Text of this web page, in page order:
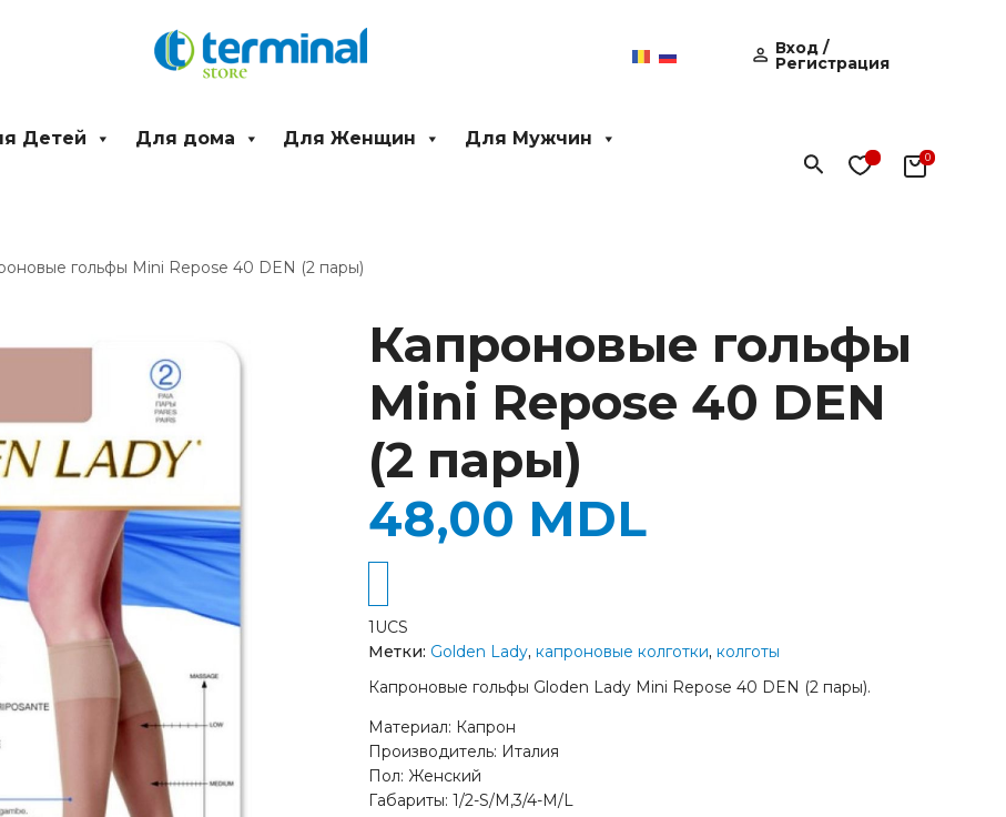
Вход /
Регистрация
Детей Для дома Для Женщин Для Мужчин
Поиск
гольфы Mini Repose 40 DEN (2 пары)
Капроновые гольфы
Mini Repose 40 DEN
(2 пары)
Капроновые гольфы Gloden Lady Mini Repose 40 DEN (2 пары).
Материал: Капрон
Производитель: Италия
Пол: Женский
Габариты: 1/2-S/M,3/4-M/L
48,00 MDL
Капроновые
гольфы
Mini
Repose
40
DEN
(2
пары)
1UCS
Метки: Golden Lady,капроновые колготки,колготы